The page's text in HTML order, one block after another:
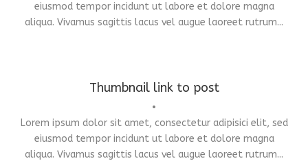
eiusmod tempor incidunt ut labore et dolore magna
aliqua. Vivamus sagittis lacus vel augue laoreet rutrum...
Fashion, Photograph, Website
Thumbnail link to post
•
Lorem ipsum dolor sit amet, consectetur adipisici elit, sed
eiusmod tempor incidunt ut labore et dolore magna
aliqua. Vivamus sagittis lacus vel augue laoreet rutrum...